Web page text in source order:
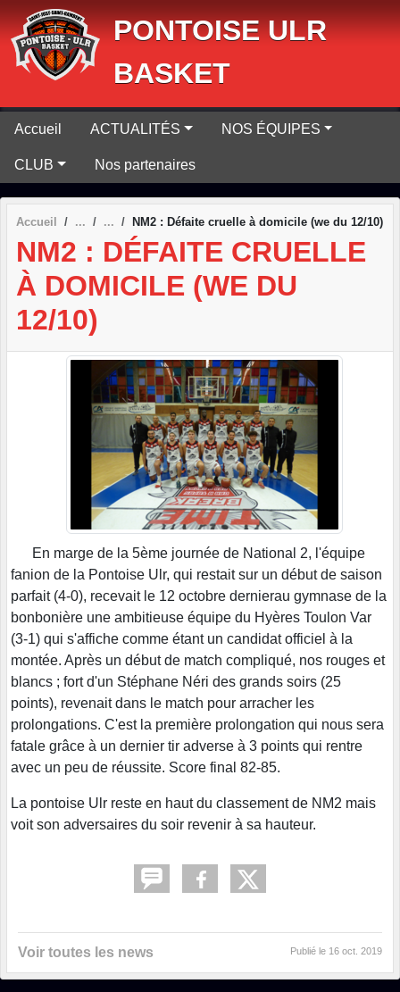
PONTOISE ULR
BASKET
Accueil ACTUALITÉS NOS ÉQUIPES
CLUB Nos partenaires
Accueil NM2 : Défaite cruelle à domicile (we du 12/10)
NM2 : DÉFAITE CRUELLE
À DOMICILE (WE DU
12/10)
En marge de la 5ème journée de National 2, l'équipe
fanion de la Pontoise Ulr, qui restait sur un début de saison
parfait (4-0), recevait le 12 octobre dernierau gymnase de la
bonbonière une ambitieuse équipe du Hyères Toulon Var
(3-1) qui s'affiche comme étant un candidat officiel à la
montée. Après un début de match compliqué, nos rouges et
blancs ; fort d'un Stéphane Néri des grands soirs (25
points), revenait dans le match pour arracher les
prolongations. C'est la première prolongation qui nous sera
fatale grâce à un dernier tir adverse à 3 points qui rentre
avec un peu de réussite. Score final 82-85.
La pontoise Ulr reste en haut du classement de NM2 mais
voit son adversaires du soir revenir à sa hauteur.
Voir toutes les news Publié le 16 oct. 2019
Panneau de gestion des cookies